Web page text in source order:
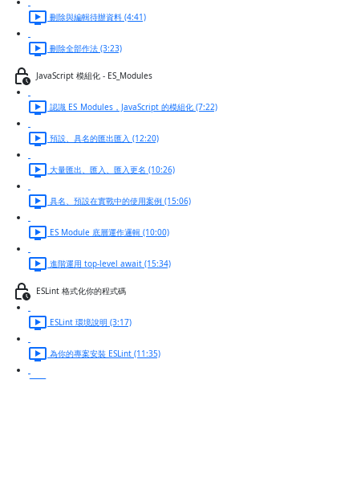
刪除與編輯待辦資料 (4:41)
刪除全部作法 (3:23)
JavaScript 模組化 - ES_Modules
認識 ES_Modules，JavaScript 的模組化 (7:22)
預設、具名的匯出匯入 (12:20)
大量匯出、匯入、匯入更名 (10:26)
具名、預設在實戰中的使用案例 (15:06)
ES Module 底層運作邏輯 (10:00)
進階運用 top-level await (15:34)
ESLint 格式化你的程式碼
ESLint 環境說明 (3:17)
為你的專案安裝 ESLint (11:35)